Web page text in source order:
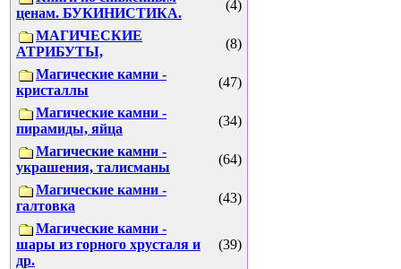
ценам. БУКИНИСТИКА.
(4)
МАГИЧЕСКИЕ
АТРИБУТЫ,
(8)
Магические камни -
кристаллы
(47)
Магические камни -
пирамиды, яйца
(34)
Магические камни -
украшения, талисманы
(64)
Магические камни -
галтовка
(43)
Магические камни -
шары из горного хрусталя и
др.
(39)